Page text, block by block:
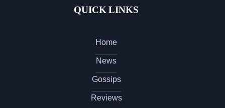
QUICK LINKS
Home
News
Gossips
Reviews